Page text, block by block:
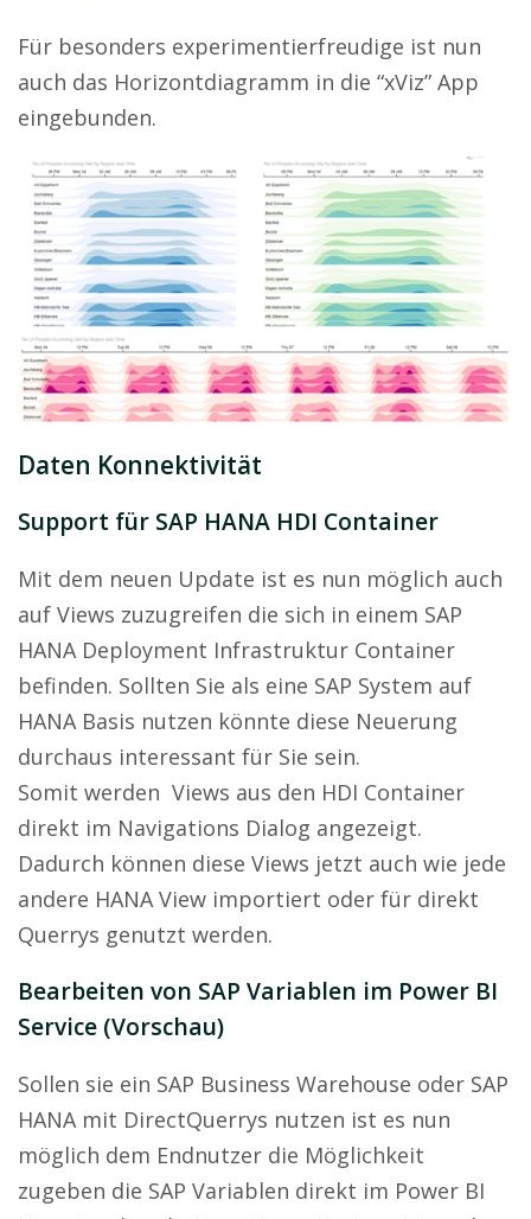
Für besonders experimentierfreudige ist nun
auch das Horizontdiagramm in die “xViz” App
eingebunden.
Daten Konnektivität
Support für SAP HANA HDI Container
Mit dem neuen Update ist es nun möglich auch
auf Views zuzugreifen die sich in einem SAP
HANA Deployment Infrastruktur Container
befinden. Sollten Sie als eine SAP System auf
HANA Basis nutzen könnte diese Neuerung
durchaus interessant für Sie sein.
Somit werden Views aus den HDI Container
direkt im Navigations Dialog angezeigt.
Dadurch können diese Views jetzt auch wie jede
andere HANA View importiert oder für direkt
Querrys genutzt werden.
Bearbeiten von SAP Variablen im Power BI
Service (Vorschau)
Sollen sie ein SAP Business Warehouse oder SAP
HANA mit DirectQuerrys nutzen ist es nun
möglich dem Endnutzer die Möglichkeit
zugeben die SAP Variablen direkt im Power BI